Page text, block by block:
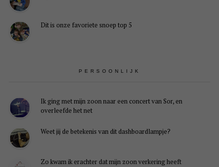
Dit is onze favoriete snoep top 5
PERSOONLIJK
Ik ging met mijn zoon naar een concert van Sor, en
overleefde het net
Weet jij de betekenis van dit dashboardlampje?
Zo kwam ik erachter dat mijn zoon verkering heeft